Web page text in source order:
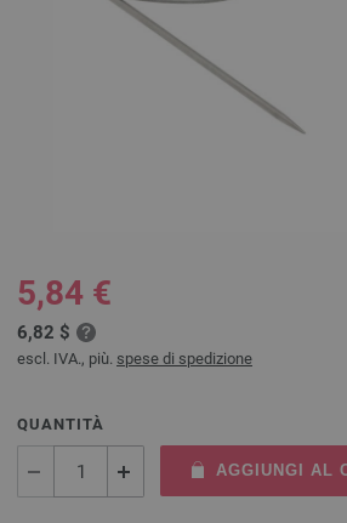
5,84 €
6,82 $
escl. IVA., più. spese di spedizione
QUANTITÀ
AGGIUNGI AL